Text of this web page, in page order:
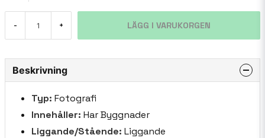
- + LÄGG I VARUKORGEN
Beskrivning
Typ: Fotografi
Innehåller: Har Byggnader
Liggande/Stående: Liggande